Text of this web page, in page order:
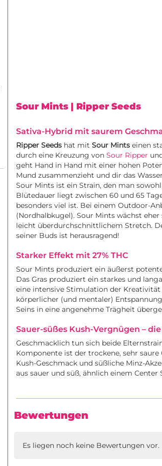
Sour Mints | Ripper Seeds
Sativa-Hybrid mit saurem
Ripper Seeds hat mit Sour Mints einen
durch eine Kreuzung von Sour Ripper
geht Hand in Hand mit einer hohen
Mund zusammenzieht und dir das
Sour Mints ist ein Strain, den man
Blütedauer liegt zwischen 60 und 65
besonders viel ist. Bei einem Outdoor-
(Nordhalbkugel). Sour Mints wächst
leicht überdurchschnittlichem Stretch.
seiner Buds ist herausragend!
Starker Effekt mit 27% THC
Sour Mints produziert ein äußerst
Das Gras produziert ein starkes und
eine intensive Stimulation der
körperlicher (und mentaler)
Seins in eine angenehme Trägheit
Sauer-süßes Kush-Vergnügen –
Geschmacklich tun sich beide
Komponente ist der trockene, sehr
Kush-Geschmack und süßliche Minz-
aus sauer und süß, ähnlich einem Center
Bewertungen
Es liegen noch keine Bewertungen vor.